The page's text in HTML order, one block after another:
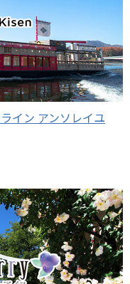
イン アンソレイユ